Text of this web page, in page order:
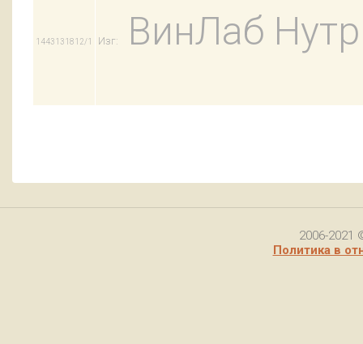
1443131812/1 Изг: ВинЛаб
2006-2021
Политика в